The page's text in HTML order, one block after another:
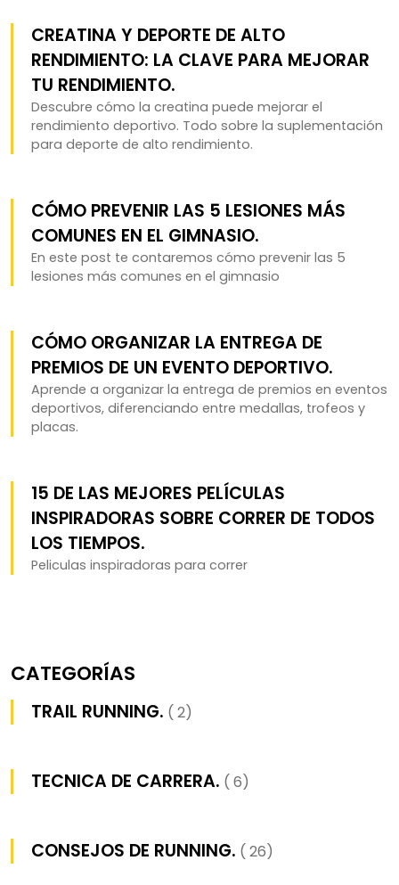
CREATINA Y DEPORTE DE ALTO
RENDIMIENTO: LA CLAVE PARA MEJORAR
TU RENDIMIENTO.
Descubre cómo la creatina puede mejorar el
rendimiento deportivo. Todo sobre la suplementación
para deporte de alto rendimiento.
CÓMO PREVENIR LAS 5 LESIONES MÁS
COMUNES EN EL GIMNASIO.
En este post te contaremos cómo prevenir las 5
lesiones más comunes en el gimnasio
CÓMO ORGANIZAR LA ENTREGA DE
PREMIOS DE UN EVENTO DEPORTIVO.
Aprende a organizar la entrega de premios en eventos
deportivos, diferenciando entre medallas, trofeos y
placas.
15 DE LAS MEJORES PELÍCULAS
INSPIRADORAS SOBRE CORRER DE TODOS
LOS TIEMPOS.
Peliculas inspiradoras para correr
CATEGORÍAS
TRAIL RUNNING. ( 2)
TECNICA DE CARRERA. ( 6)
CONSEJOS DE RUNNING. ( 26)